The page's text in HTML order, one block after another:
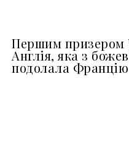
Першим призером
Англія, яка з
подолала Францію